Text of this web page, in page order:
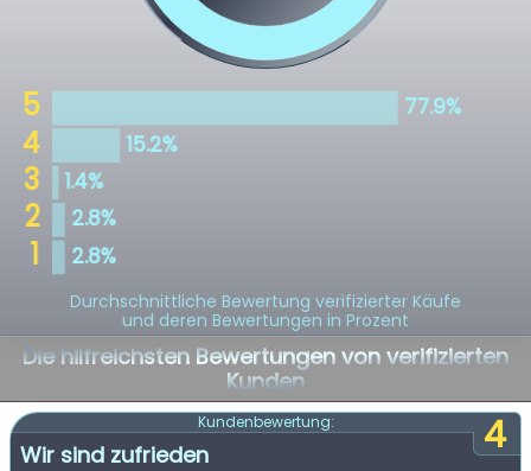
Durchschnittliche Bewertung verifizierter Käufe
und deren Bewertungen in Prozent
Die hilfreichsten Bewertungen von verifizierten
Kunden
4
Kundenbewertung:
Wir sind zufrieden